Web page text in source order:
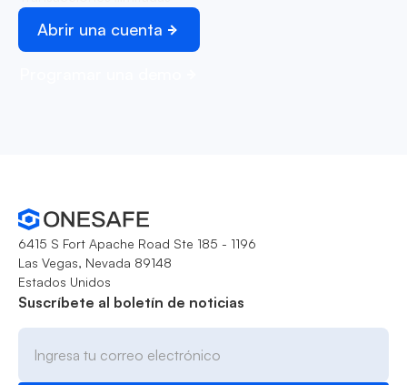
Abrir una cuenta
6415 S Fort Apache Road Ste 185 - 1196
Las Vegas, Nevada 89148
Estados Unidos
Suscríbete al boletín de noticias